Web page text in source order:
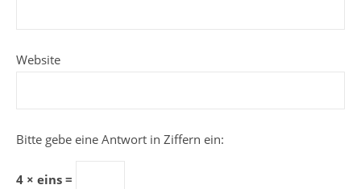
Website
Bitte gebe eine Antwort in Ziffern ein:
4 × eins =